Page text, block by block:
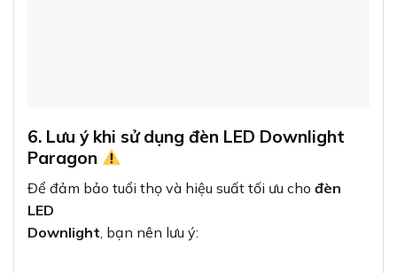
6. Lưu ý khi sử dụng đèn LED Downlight
Paragon
Để đảm bảo tuổi thọ và hiệu suất tối ưu cho đèn
LED
Downlight , bạn nên lưu ý: